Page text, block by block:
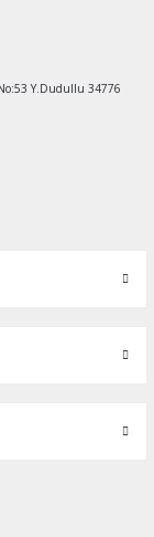
Y.Dudullu 34776